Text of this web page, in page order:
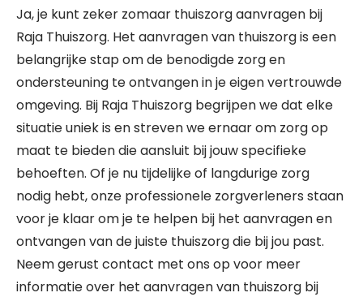
Ja, je kunt zeker zomaar thuiszorg aanvragen bij
Raja Thuiszorg. Het aanvragen van thuiszorg is een
belangrijke stap om de benodigde zorg en
ondersteuning te ontvangen in je eigen vertrouwde
omgeving. Bij Raja Thuiszorg begrijpen we dat elke
situatie uniek is en streven we ernaar om zorg op
maat te bieden die aansluit bij jouw specifieke
behoeften. Of je nu tijdelijke of langdurige zorg
nodig hebt, onze professionele zorgverleners staan
voor je klaar om je te helpen bij het aanvragen en
ontvangen van de juiste thuiszorg die bij jou past.
Neem gerust contact met ons op voor meer
informatie over het aanvragen van thuiszorg bij